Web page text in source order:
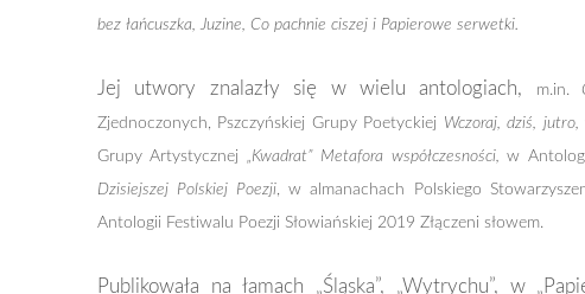
bez łańcuszka, Juzine, Co pachnie ciszej i Papierowe serwetki.
Jej utwory znalazły się w wielu antologiach, m.in.
Zjednoczonych, Pszczyńskiej Grupy Poetyckiej Wczoraj, dziś, jutro,
Grupy Artystycznej „Kwadrat” Metafora współczesności, w
Dzisiejszej Polskiej Poezji, w almanachach Polskiego
Antologii Festiwalu Poezji Słowiańskiej 2019 Złączeni słowem.
Publikowała na łamach „Śląska”, „Wytrychu”, w